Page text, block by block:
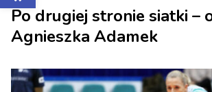
Po drugiej stronie siatki –
Agnieszka Adamek